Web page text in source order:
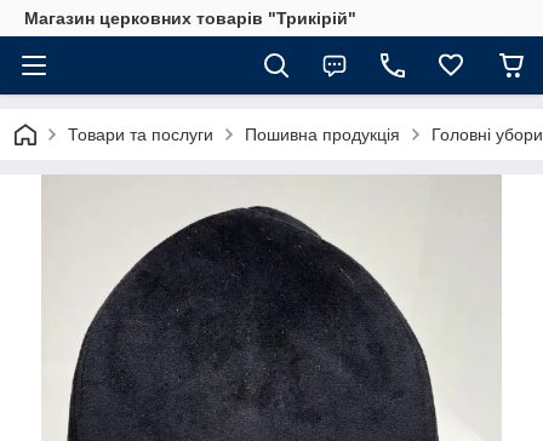
Магазин церковних товарів "Трикірій"
Товари та послуги Пошивна продукція Головні